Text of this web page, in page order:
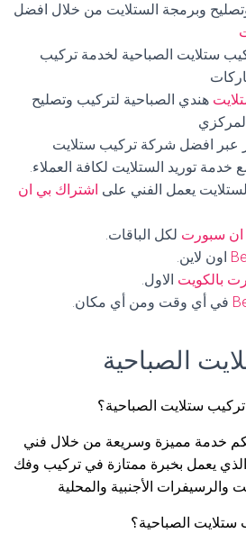
وبرمجة الستلايت من خلال افضل
ستلايت الصباحية لخدمة تركيب
هندي الصباحية لتركيب وتصليح
عبر افضل شركة تركيب ستلايت
توريد الستلايت لكافة العملاء.
يعمل الفني على اشتراك بي ان
ان سبورت لكل الباقات.
اون لاين.
بالكويت الاول.
في أي وقت ومن أي مكان.
الصباحية
ستلايت الصباحية؟
خدمة مميزة وسريعة من خلال فني
الذي يعمل بخبرة ممتازة في تركيب وفك
والرسيفرات الأجنبية والمحلية
الصباحية؟